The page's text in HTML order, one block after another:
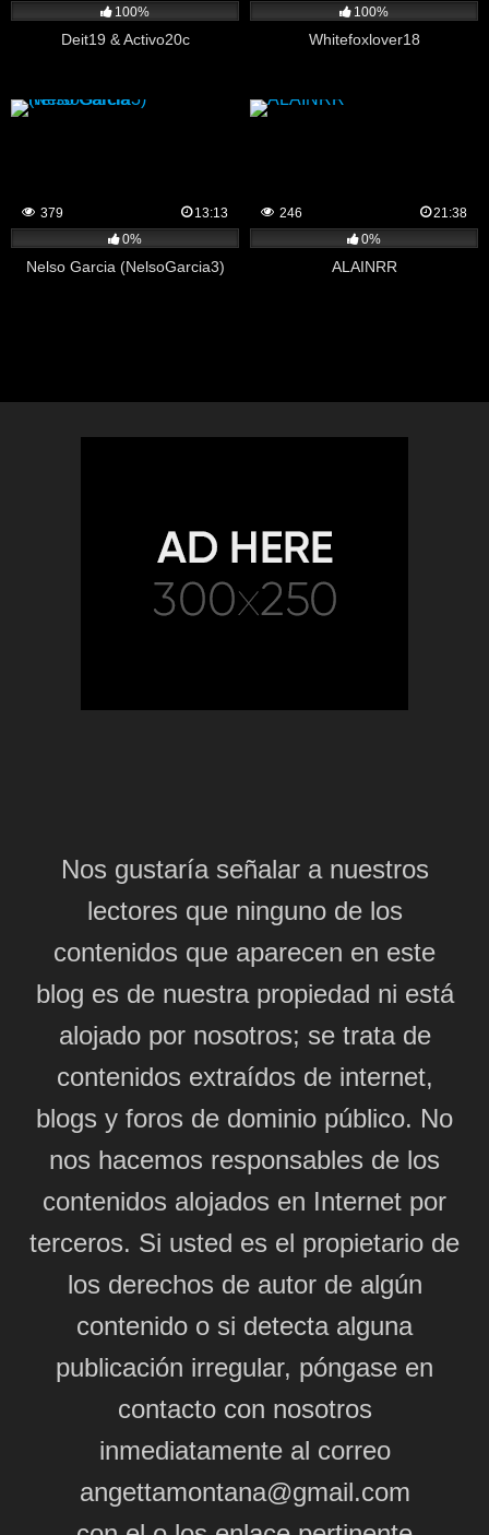
100%
Deit19 & Activo20c
100%
Whitefoxlover18
379
13:13
0%
Nelso Garcia (NelsoGarcia3)
246
21:38
0%
ALAINRR
Nos gustaría señalar a nuestros
lectores que ninguno de los
contenidos que aparecen en este
blog es de nuestra propiedad ni está
alojado por nosotros; se trata de
contenidos extraídos de internet,
blogs y foros de dominio público. No
nos hacemos responsables de los
contenidos alojados en Internet por
terceros. Si usted es el propietario de
los derechos de autor de algún
contenido o si detecta alguna
publicación irregular, póngase en
contacto con nosotros
inmediatamente al correo
angettamontana@gmail.com